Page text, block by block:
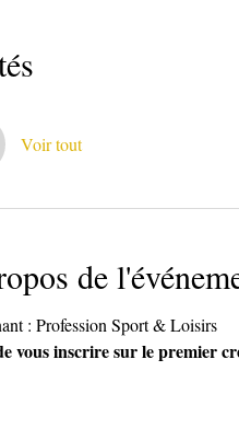
Voir tout
de
: Profession Sport & Loisirs
vous inscrire sur le premier